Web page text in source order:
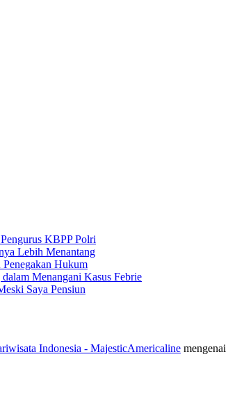
KBPP Polri
Lebih Menantang
Hukum
Menangani Kasus Febrie
Saya Pensiun
Indonesia - MajesticAmericaline mengenai